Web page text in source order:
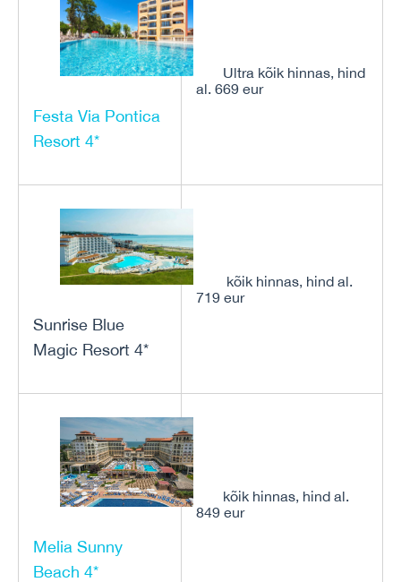
Festa Via Pontica
Resort 4*
Ultra kõik hinnas, hind
al. 669 eur
Sunrise Blue
Magic Resort 4*
kõik hinnas, hind al.
719 eur
Melia Sunny
Beach 4*
kõik hinnas, hind al.
849 eur